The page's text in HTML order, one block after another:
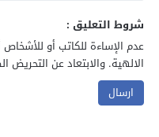
شروط التعليق :
عدم الإساءة للكاتب أو
الالهية. والابتعاد عن